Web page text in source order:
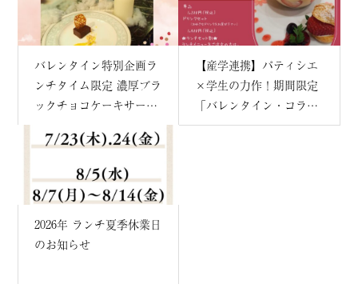
バレンタイン特別企画ラ
ンチタイム限定 濃厚ブラ
ックチョコケーキサービ
【産学連携】パティシエ
×学生の力作！期間限定
「バレンタイン・コラボ
スイーツ」販売のお知ら
2026年 ランチ夏季休業日
のお知らせ